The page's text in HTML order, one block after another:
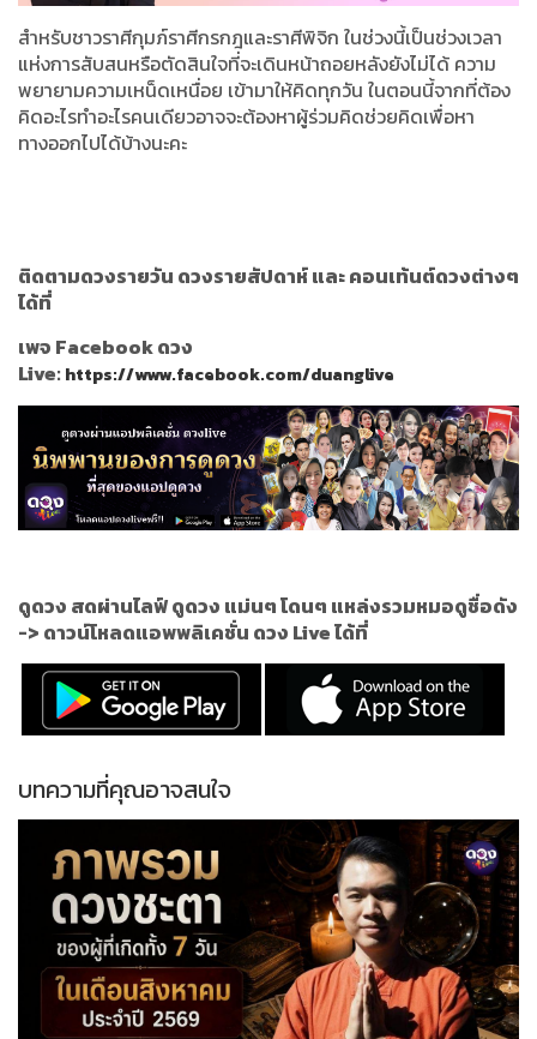
สำหรับชาวราศีกุมภ์ราศีกรกฎและราศีพิจิก ในช่วงนี้เป็นช่วงเวลา
แห่งการสับสนหรือตัดสินใจที่จะเดินหน้าถอยหลังยังไม่ได้ ความ
พยายามความเหน็ดเหนื่อย เข้ามาให้คิดทุกวัน ในตอนนี้จากที่ต้อง
คิดอะไรทำอะไรคนเดียวอาจจะต้องหาผู้ร่วมคิดช่วยคิดเพื่อหา
ทางออกไปได้บ้างนะคะ
ติดตามดวงรายวัน ดวงรายสัปดาห์ และ คอนเท้นต์ดวงต่างๆ
ได้ที่
เพจ Facebook ดวง
Live:https://www.facebook.com/duanglive
ดูดวง สดผ่านไลฟ์ ดูดวง แม่นๆ โดนๆ แหล่งรวมหมอดูชื่อดัง
-> ดาวน์โหลดแอพพลิเคชั่น ดวง Live ได้ที่
บทความที่คุณอาจสนใจ